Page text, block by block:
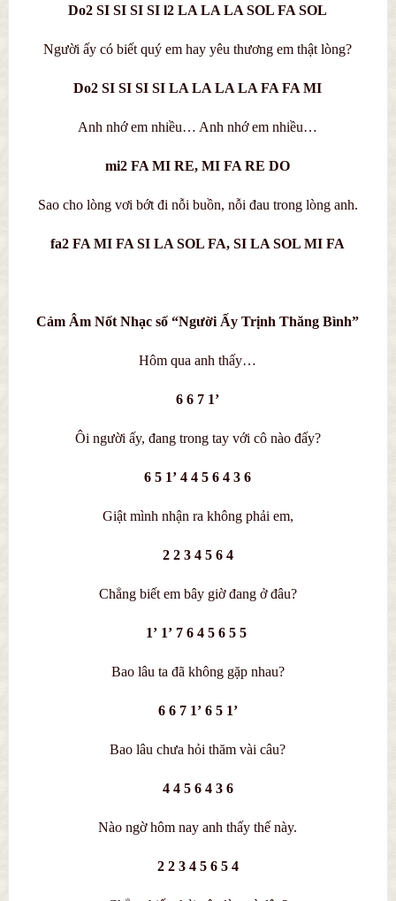
Do2 SI SI SI SI l2 LA LA LA SOL FA SOL
Người ấy có biết quý em hay yêu thương em thật lòng?
Do2 SI SI SI SI LA LA LA LA FA FA MI
Anh nhớ em nhiều… Anh nhớ em nhiều…
mi2 FA MI RE, MI FA RE DO
Sao cho lòng vơi bớt đi nỗi buồn, nỗi đau trong lòng anh.
fa2 FA MI FA SI LA SOL FA, SI LA SOL MI FA
Cảm Âm Nốt Nhạc số “Người Ấy Trịnh Thăng Bình”
Hôm qua anh thấy…
6 6 7 1’
Ôi người ấy, đang trong tay với cô nào đấy?
6 5 1’ 4 4 5 6 4 3 6
Giật mình nhận ra không phải em,
2 2 3 4 5 6 4
Chẳng biết em bây giờ đang ở đâu?
1’ 1’ 7 6 4 5 6 5 5
Bao lâu ta đã không gặp nhau?
6 6 7 1’ 6 5 1’
Bao lâu chưa hỏi thăm vài câu?
4 4 5 6 4 3 6
Nào ngờ hôm nay anh thấy thế này.
2 2 3 4 5 6 5 4